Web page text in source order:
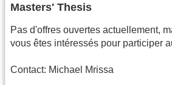
Masters' Thesis
Pas d'offres ouvertes actuellement,
vous êtes intéressés pour participer
Contact: Michael Mrissa